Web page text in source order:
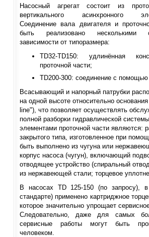
Насосный агрегат состоит из
вертикального асинхронного
Соединение вала двигателя и
быть реализовано несколькими
зависимости от типоразмера:
TD32-TD150: удлинённая
проточной части;
TD200-300: соединение с
Всасывающий и напорный патрубки
на одной высоте относительно
line"), что позволяет осуществлять
полной разборки гидравлической
элементами проточной части являются:
закрытого типа, изготовленное при
быть выполнено из чугуна или
корпус насоса (чугун), включающий
отводящее устройство (спиральный
из нержавеющей стали; торцевое
В насосах TD 125-150 (по запросу),
стандарте) применено картриджное
которое значительно упрощает
Следовательно, даже для самых
сервисные работы могут быть
человеком.